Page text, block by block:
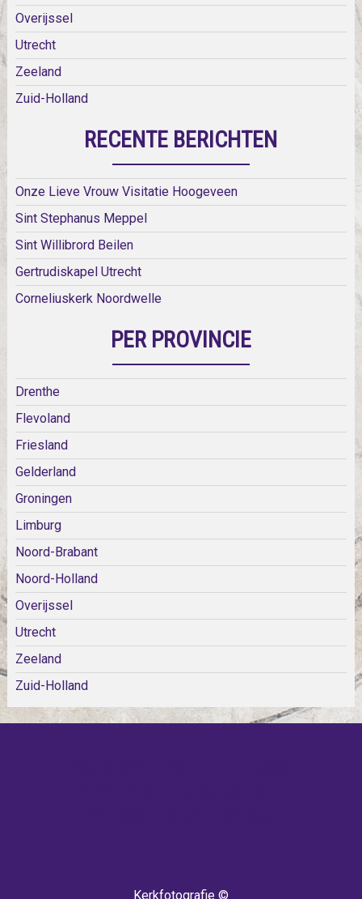
Overijssel
Utrecht
Zeeland
Zuid-Holland
RECENTE BERICHTEN
Onze Lieve Vrouw Visitatie Hoogeveen
Sint Stephanus Meppel
Sint Willibrord Beilen
Gertrudiskapel Utrecht
Corneliuskerk Noordwelle
PER PROVINCIE
Drenthe
Flevoland
Friesland
Gelderland
Groningen
Limburg
Noord-Brabant
Noord-Holland
Overijssel
Utrecht
Zeeland
Zuid-Holland
Kerkfotografie ©